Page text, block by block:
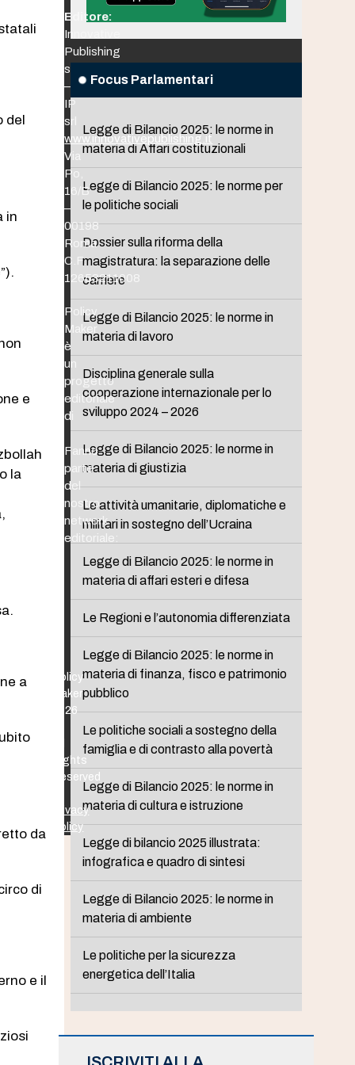
del
in
e
la
a
da
di
e il
Focus Parlamentari
Legge di Bilancio 2025: le norme in
materia di Affari costituzionali
Legge di Bilancio 2025: le norme per
le politiche sociali
Dossier sulla riforma della
magistratura: la separazione delle
carriere
Legge di Bilancio 2025: le norme in
materia di lavoro
Disciplina generale sulla
cooperazione internazionale per lo
sviluppo 2024 – 2026
Legge di Bilancio 2025: le norme in
materia di giustizia
Le attività umanitarie, diplomatiche e
militari in sostegno dell’Ucraina
Legge di Bilancio 2025: le norme in
materia di affari esteri e difesa
Le Regioni e l’autonomia differenziata
Legge di Bilancio 2025: le norme in
materia di finanza, fisco e patrimonio
pubblico
Le politiche sociali a sostegno della
famiglia e di contrasto alla povertà
Legge di Bilancio 2025: le norme in
materia di cultura e istruzione
Legge di bilancio 2025 illustrata:
infografica e quadro di sintesi
Legge di Bilancio 2025: le norme in
materia di ambiente
Le politiche per la sicurezza
energetica dell’Italia
Editore:
Innovative
Publishing
srl
–
IP
srl
www.innovativepublishing.it
Via
Po,
16/B
–
00198
Roma
C.F.
12653211008
Policy
Maker
è
un
progetto
editoriale
di
Fanno
parte
del
nostro
network
editoriale:
Policy
Maker
2026
Rights
Reserved
Privacy
Policy